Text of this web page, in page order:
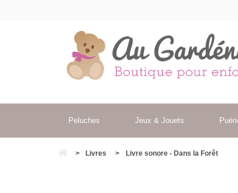
Peluches Jeux & Jouets
> Livres > Livre sonore - Dans la Forêt